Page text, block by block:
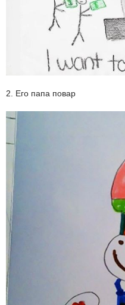
2. Его папа повар